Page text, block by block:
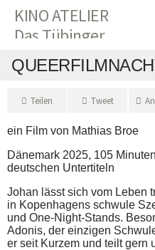
KINO ATELIER
Das Tübinger
Tei­len Tweet
ein Film von Mathi­as Broe
Däne­mark 2025, 105
deut­schen Untertiteln
Johan lässt sich vom Leben
in Kopen­ha­gens schwu­le
und One‐Night‐Stands.
Ado­nis, der ein­zi­gen
er seit Kur­zem und teilt